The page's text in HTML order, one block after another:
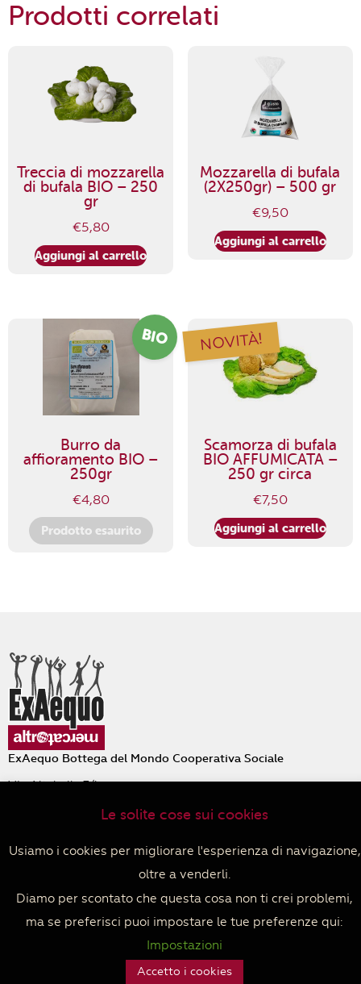
Prodotti correlati
Treccia di mozzarella
di bufala BIO – 250
gr
€5,80
Aggiungi al carrello
Mozzarella di bufala
(2X250gr) – 500 gr
€9,50
Aggiungi al carrello
BIO
Burro da
affioramento BIO –
250gr
€4,80
Prodotto esaurito
NOVITÀ!
Scamorza di bufala
BIO AFFUMICATA –
250 gr circa
€7,50
Aggiungi al carrello
ExAequo Bottega del Mondo Cooperativa Sociale
Via Altabella 7/b
Privacy policy–Cookie policy –Termini e condizioni di
vendita
Facebook
Instagram
Le solite cose sui cookies
Usiamo i cookies per migliorare l'esperienza di navigazione,
oltre a venderli.
Diamo per scontato che questa cosa non ti crei problemi,
ma se preferisci puoi impostare le tue preferenze qui:
Impostazioni
Accetto i cookies